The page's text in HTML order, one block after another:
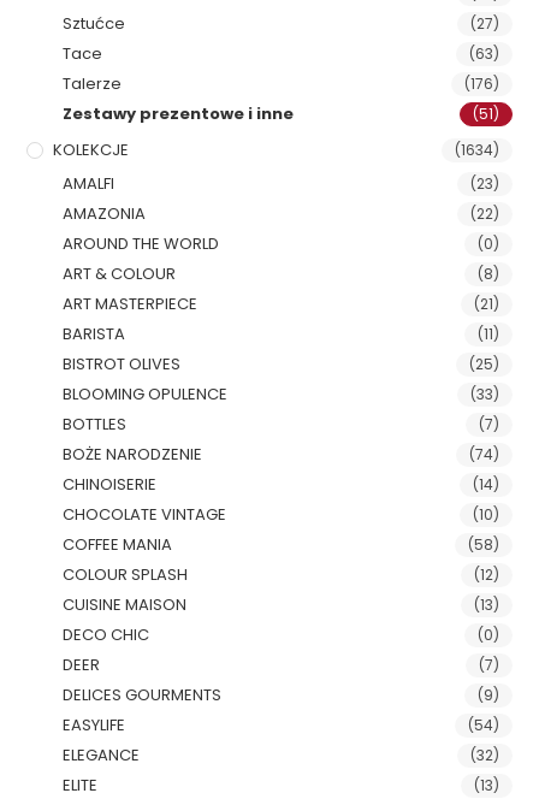
Sztućce (27)
Tace (63)
Talerze (176)
Zestawy prezentowe i inne (51)
KOLEKCJE (1634)
AMALFI (23)
AMAZONIA (22)
AROUND THE WORLD (0)
ART & COLOUR (8)
ART MASTERPIECE (21)
BARISTA (11)
BISTROT OLIVES (25)
BLOOMING OPULENCE (33)
BOTTLES (7)
BOŻE NARODZENIE (74)
CHINOISERIE (14)
CHOCOLATE VINTAGE (10)
COFFEE MANIA (58)
COLOUR SPLASH (12)
CUISINE MAISON (13)
DECO CHIC (0)
DEER (7)
DELICES GOURMENTS (9)
EASYLIFE (54)
ELEGANCE (32)
ELITE (13)